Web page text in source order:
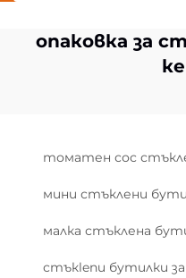
опаковка за
томатен сос
мини стъклени
малка стъклена
стъкlenи бутилки